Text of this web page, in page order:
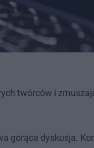
twórców i
gorąca dyskusja.